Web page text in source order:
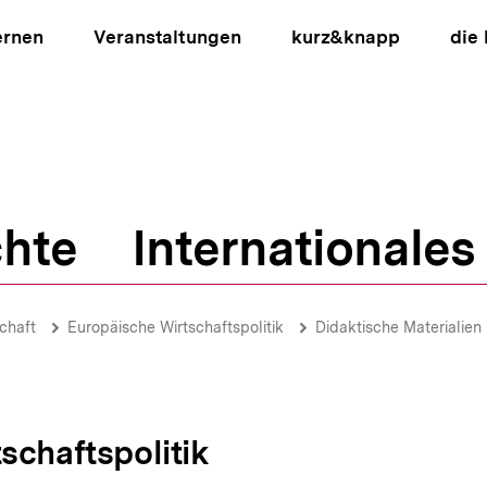
Veranstaltungen kurz&knapp die
Internationales
Europäische Wirtschaftspolitik Didaktische Materialien